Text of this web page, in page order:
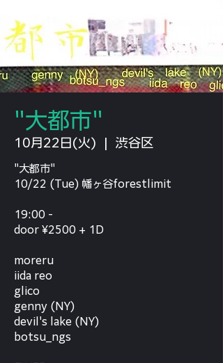
"大都市"
10月22日(火) 渋谷区
"大都市"
10/22 (Tue) 幡ヶ谷forestlimit
19:00 -
door ¥2500 + 1D
moreru
iida reo
glico
genny (NY)
devil's lake (NY)
botsu_ngs